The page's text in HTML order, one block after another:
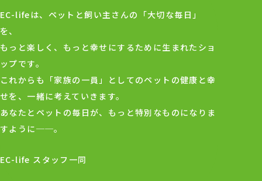
EC-lifeは、ペットと飼い主さんの「大切な毎日」
を、
もっと楽しく、もっと幸せにするために生まれたショ
ップです。
これからも「家族の一員」としてのペットの健康と幸
せを、一緒に考えていきます。
あなたとペットの毎日が、もっと特別なものになりま
すように──。
EC-life スタッフ一同